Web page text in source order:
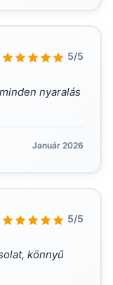
5/5
nyaralás
Január 2026
5/5
könnyű